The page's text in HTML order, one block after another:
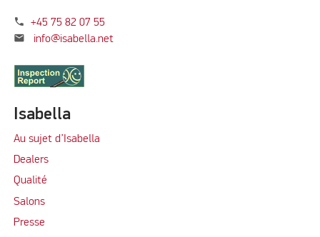
phone +45 75 82 07 55
mail info@isabella.net
Isabella
Au sujet d’Isabella
Dealers
Qualité
Salons
Presse